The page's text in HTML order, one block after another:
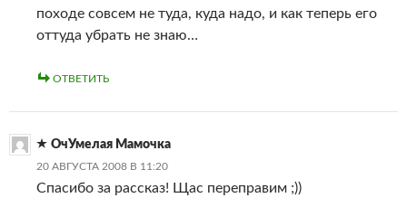
походе совсем не туда, куда надо, и как теперь его
оттуда убрать не знаю…
ОТВЕТИТЬ
ОчУмелая Мамочка
20 АВГУСТА 2008 В 11:20
Спасибо за рассказ! Щас переправим ;))